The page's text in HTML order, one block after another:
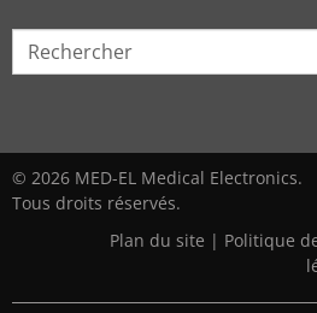
© 2026 MED-EL Medical Electronics.
Tous droits réservés.
Plan du site | Politique